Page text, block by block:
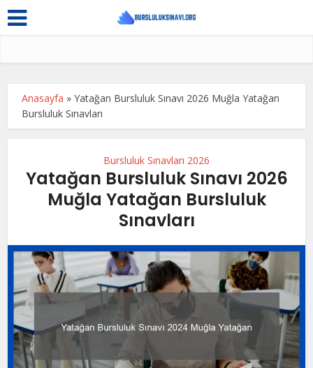
Anasayfa »Yatağan Bursluluk Sınavı 2026 Muğla Yatağan
Bursluluk Sınavları
Bursluluk Sınavları 2026
Yatağan Bursluluk Sınavı 2026
Muğla Yatağan Bursluluk
Sınavları